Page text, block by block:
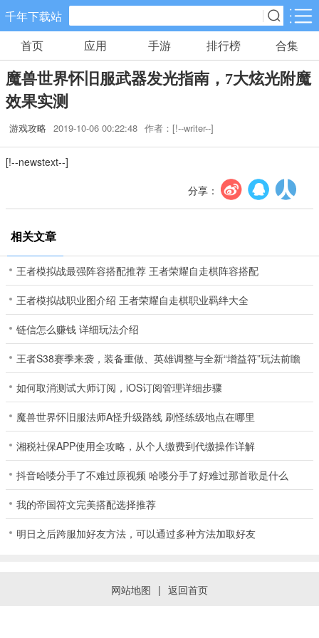
千年下载站
手游分类 应用分类
卡牌回合
10款手游
休闲益智
角色扮演
棋牌游戏
0款手游
飞行射击
动作格斗
模拟经营
5款手游
音乐舞蹈
0款手游
儿童教育
0款手游
首页 应用 手游 排行榜 合集
魔兽世界怀旧服武器发光指南，7大炫光附魔
效果实测
游戏攻略 2019-10-06 00:22:48 作者：[!--writer--]
[!--newstext--]
分享：
相关文章
王者模拟战最强阵容搭配推荐 王者荣耀自走棋阵容搭配
王者模拟战职业图介绍 王者荣耀自走棋职业羁绊大全
链信怎么赚钱 详细玩法介绍
王者S38赛季来袭，装备重做、英雄调整与全新“增益符”玩法前瞻
如何取消测试大师订阅，iOS订阅管理详细步骤
魔兽世界怀旧服法师A怪升级路线 刷怪练级地点在哪里
湘税社保APP使用全攻略，从个人缴费到代缴操作详解
抖音哈喽分手了不难过原视频 哈喽分手了好难过那首歌是什么
我的帝国符文完美搭配选择推荐
明日之后跨服加好友方法，可以通过多种方法加取好友
网站地图 | 返回首页